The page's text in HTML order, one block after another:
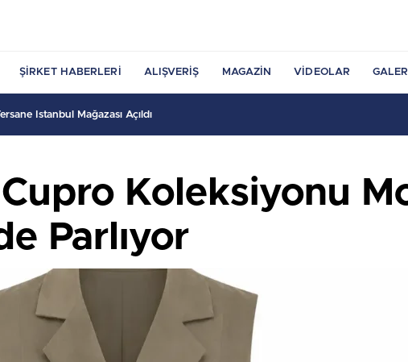
ŞIRKET HABERLERI ALIŞVERIŞ MAGAZIN VIDEOLAR GALERI
İstanbul Mağazası Açıldı
Koleksiyonu
Parlıyor